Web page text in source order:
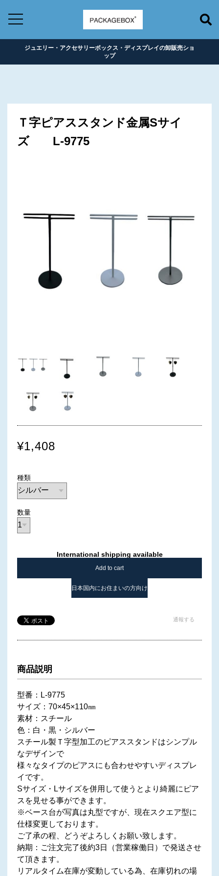
ジュエリー・アクセサリーボックス・ディスプレイの卸販売ショ
ップ
Ｔ字ピアススタンド金属Sサイ
ズ L-9775
¥1,408
種類
数量
International shipping available
Add to cart
日本国内にお住まいの方向け
通報する
商品説明
型番：L-9775
サイズ：70×45×110㎜
素材：スチール
色：白・黒・シルバー
スチール製Ｔ字型加工のピアススタンドはシンプル
なデザインで
様々なタイプのピアスにも合わせやすいディスプレ
イです。
Sサイズ・Lサイズを併用して使うとより綺麗にピア
スを見せる事ができます。
※ベース台が写真は丸型ですが、現在スクエア型に
仕様変更しております。
ご了承の程、どうぞよろしくお願い致します。
納期：ご注文完了後約3日（営業稼働日）で発送させ
て頂きます。
リアルタイム在庫が変動している為、在庫切れの場